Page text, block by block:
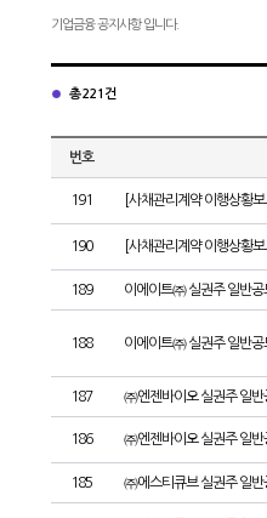
기업금융 공지사항 입니다.
총 221건
번호
191 [사채관리계약 이행상황
190 [사채관리계약 이행상황
189 이에이트㈜ 실권주 일반공
188 이에이트㈜ 실권주 일반공
187 ㈜엔젠바이오 실권주 일반
186 ㈜엔젠바이오 실권주 일반
185 ㈜에스티큐브 실권주 일반